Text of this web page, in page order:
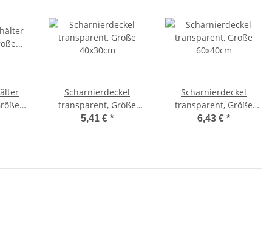
Scharnierdeckel
transparent, Größe
40x30cm
5,41 € *
Scharnierdeckel
transparent, Größe
60x40cm
6,43 € *